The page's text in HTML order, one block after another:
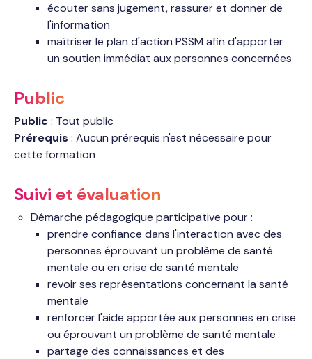
écouter sans jugement, rassurer et donner de
l'information
maîtriser le plan d'action PSSM afin d'apporter
un soutien immédiat aux personnes concernées
Public
Public : Tout public
Prérequis : Aucun prérequis n'est nécessaire pour
cette formation
Suivi et évaluation
Démarche pédagogique participative pour :
prendre confiance dans l'interaction avec des
personnes éprouvant un problème de santé
mentale ou en crise de santé mentale
revoir ses représentations concernant la santé
mentale
renforcer l'aide apportée aux personnes en crise
ou éprouvant un problème de santé mentale
partage des connaissances et des